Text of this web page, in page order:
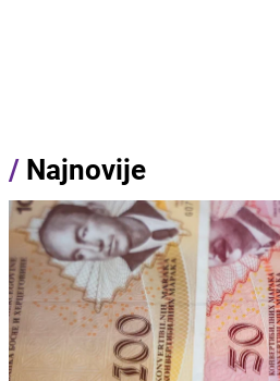
/ Najnovije